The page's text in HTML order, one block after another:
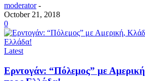
moderator -
October 21, 2018
0
Latest
Ερντογάν: “Πόλεμος” με